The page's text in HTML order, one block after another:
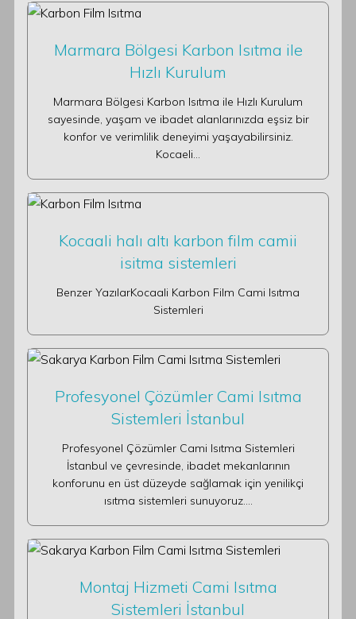
Marmara Bölgesi Karbon Isıtma ile
Hızlı Kurulum
Marmara Bölgesi Karbon Isıtma ile Hızlı Kurulum
sayesinde, yaşam ve ibadet alanlarınızda eşsiz bir
konfor ve verimlilik deneyimi yaşayabilirsiniz.
Kocaeli…
Kocaali halı altı karbon film camii
isitma sistemleri
Benzer YazılarKocaali Karbon Film Cami Isıtma
Sistemleri
Profesyonel Çözümler Cami Isıtma
Sistemleri İstanbul
Profesyonel Çözümler Cami Isıtma Sistemleri
İstanbul ve çevresinde, ibadet mekanlarının
konforunu en üst düzeyde sağlamak için yenilikçi
ısıtma sistemleri sunuyoruz.…
Montaj Hizmeti Cami Isıtma
Sistemleri İstanbul